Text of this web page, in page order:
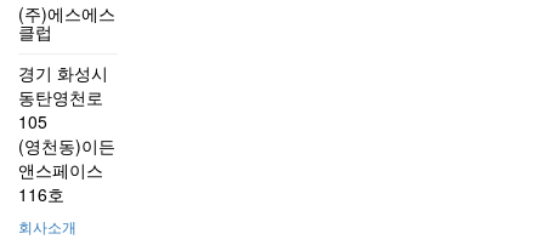
(주)에스에스
클럽
경기 화성시
동탄영천로
105
(영천동)이든
앤스페이스
116호
회사소개